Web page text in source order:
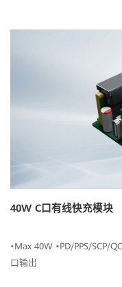
40W C口有线快充模块
•Max 40W •PD/PPS/SCP/
口输出